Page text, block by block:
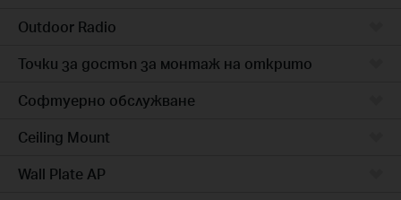
Outdoor Radio
Точки за достъп за монтаж на открито
Софтуерно обслужване
Ceiling Mount
Wall Plate AP